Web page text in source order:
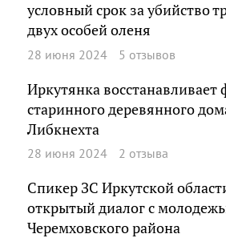
условный срок за убийство
двух особей оленя
28 июня 2024 5 отзывов
Иркутянка восстанавливает
старинного деревянного
Либкнехта
28 июня 2024 2 отзыва
Спикер ЗС Иркутской
открытый диалог с
Черемховского района